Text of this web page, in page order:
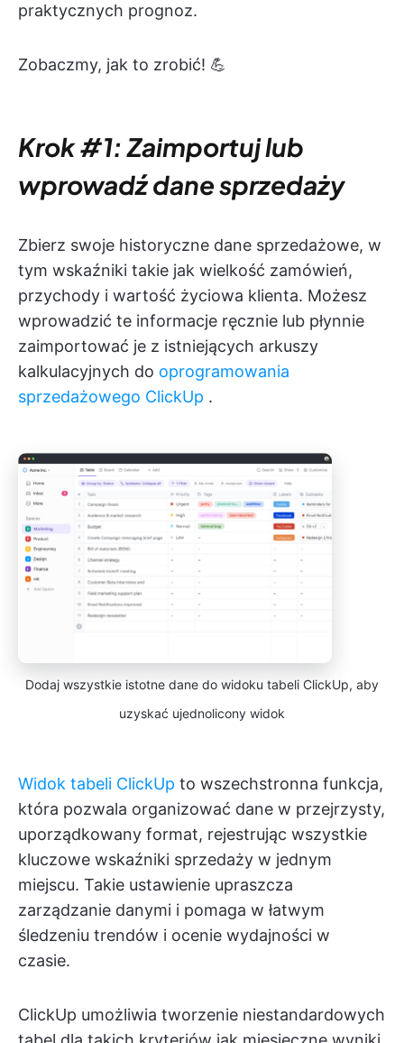
praktycznych prognoz.
Zobaczmy, jak to zrobić! 💪
Krok #1: Zaimportuj lub
wprowadź dane sprzedaży
Zbierz swoje historyczne dane sprzedażowe, w
tym wskaźniki takie jak wielkość zamówień,
przychody i wartość życiowa klienta. Możesz
wprowadzić te informacje ręcznie lub płynnie
zaimportować je z istniejących arkuszy
kalkulacyjnych do oprogramowania
sprzedażowego ClickUp .
Dodaj wszystkie istotne dane do widoku tabeli ClickUp, aby
uzyskać ujednolicony widok
Widok tabeli ClickUp to wszechstronna funkcja,
która pozwala organizować dane w przejrzysty,
uporządkowany format, rejestrując wszystkie
kluczowe wskaźniki sprzedaży w jednym
miejscu. Takie ustawienie upraszcza
zarządzanie danymi i pomaga w łatwym
śledzeniu trendów i ocenie wydajności w
czasie.
ClickUp umożliwia tworzenie niestandardowych